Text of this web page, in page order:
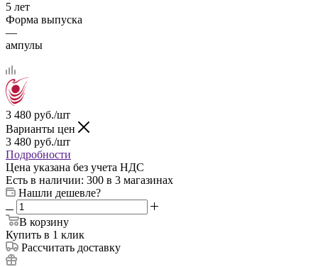
5 лет
Форма выпуска
—
ампулы
3 480 руб./шт
Варианты цен
3 480 руб./шт
Подробности
Цена указана без учета НДС
Есть в наличии: 300 в 3 магазинах
Нашли дешевле?
В корзину
Купить в 1 клик
Рассчитать доставку